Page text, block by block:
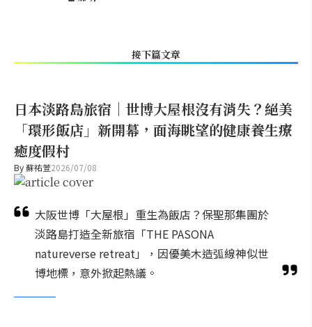
接下篇文章
日本淡路島旅宿｜世博大屋根沒有消失？絕美
「環形飯店」新開幕，面海眺望的健康養生療
癒度假村
By蘇祐萱2026/07/08
大阪世博「大屋根」重生為飯店？保聖那集團於
淡路島打造全新旅宿「THE PASONA
natureverse retreat」，因優美木造弧線神似世
博地標，意外掀起熱議。